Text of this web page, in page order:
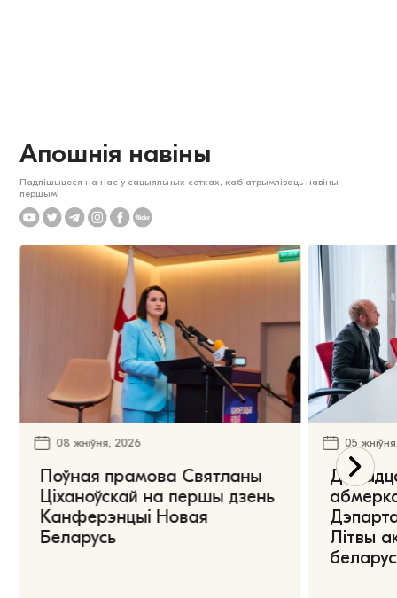
Апошнія навіны
Падпішыцеся на нас у сацыяльных сетках, каб атрымліваць навіны
першымі
08 жніўня, 2026
Поўная прамова Святланы
Ціханоўскай на першы дзень
Канферэнцыі Новая
Беларусь
05
Літвы